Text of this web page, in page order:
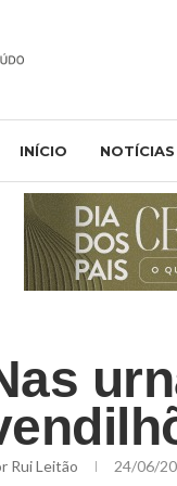
INÍCIO NOTÍCIAS
Rui Leitão 24/06/